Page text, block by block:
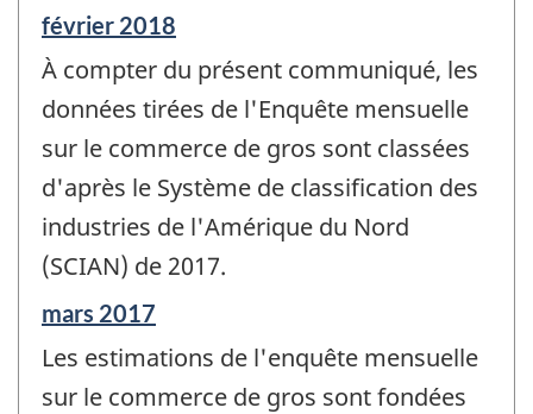
Période
de
référence
de
-
février 2018
À compter du présent communiqué, les
données tirées de l'Enquête mensuelle
sur le commerce de gros sont classées
d'après le Système de classification des
industries de l'Amérique du Nord
(SCIAN) de 2017.
Période
référence
de
mars 2017
Les estimations de l'enquête mensuelle
sur le commerce de gros sont fondées